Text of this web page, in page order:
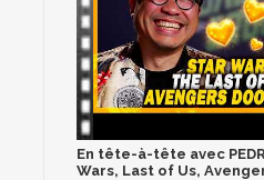
En tête-à-tête avec
Wars, Last of Us,